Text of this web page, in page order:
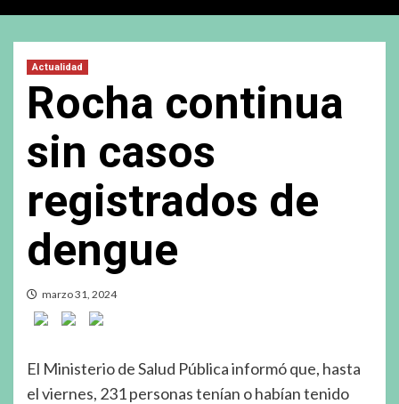
Actualidad
Rocha continua
sin casos
registrados de
dengue
marzo 31, 2024
El Ministerio de Salud Pública informó que, hasta
el viernes, 231 personas tenían o habían tenido